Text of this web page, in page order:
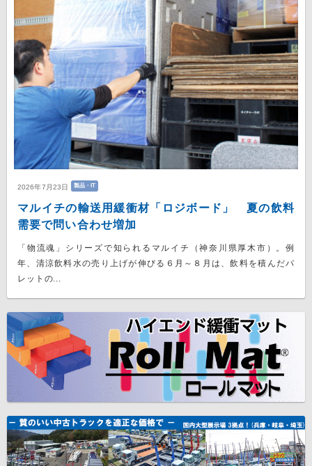
2026年7月23日 製品・IT
マルイチの輸送用緩衝材「ロジボード」 夏の飲料
需要で問い合わせ増加
「物流魂」シリーズで知られるマルイチ（神奈川県厚木市）。例
年、清涼飲料水の売り上げが伸びる６月～８月は、飲料を積んだパ
レットの...